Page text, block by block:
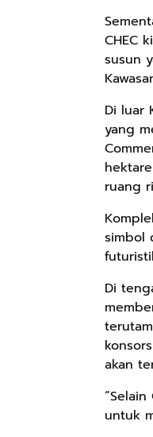
CHEC
susun
Di luar
yang
ruang
simbol
Di
akan
untuk